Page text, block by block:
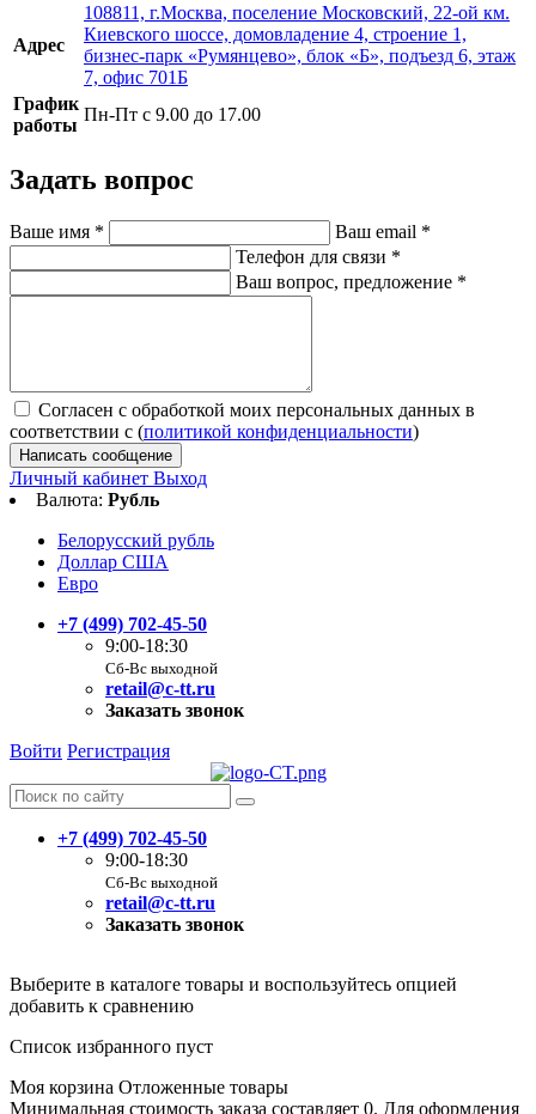
Адрес
108811, г.Москва, поселение Московский, 22-ой км.
Киевского шоссе, домовладение 4, строение 1,
бизнес-парк «Румянцево», блок «Б», подъезд 6, этаж
7, офис 701Б
График
работы
Пн-Пт с 9.00 до 17.00
Задать вопрос
Ваше имя * Ваш email *
Телефон для связи *
Ваш вопрос, предложение *
Согласен с обработкой моих персональных данных в
соответствии с (политикой конфиденциальности)
Написать сообщение
Личный кабинет Выход
Валюта: Рубль
Белорусский рубль
Доллар США
Евро
+7 (499) 702-45-50
9:00-18:30
Сб-Вс выходной
retail@c-tt.ru
Заказать звонок
Войти Регистрация
+7 (499) 702-45-50
9:00-18:30
Сб-Вс выходной
retail@c-tt.ru
Заказать звонок
Выберите в каталоге товары и воспользуйтесь опцией
добавить к сравнению
Список избранного пуст
Моя корзина Отложенные товары
Минимальная стоимость заказа составляет 0. Для оформления